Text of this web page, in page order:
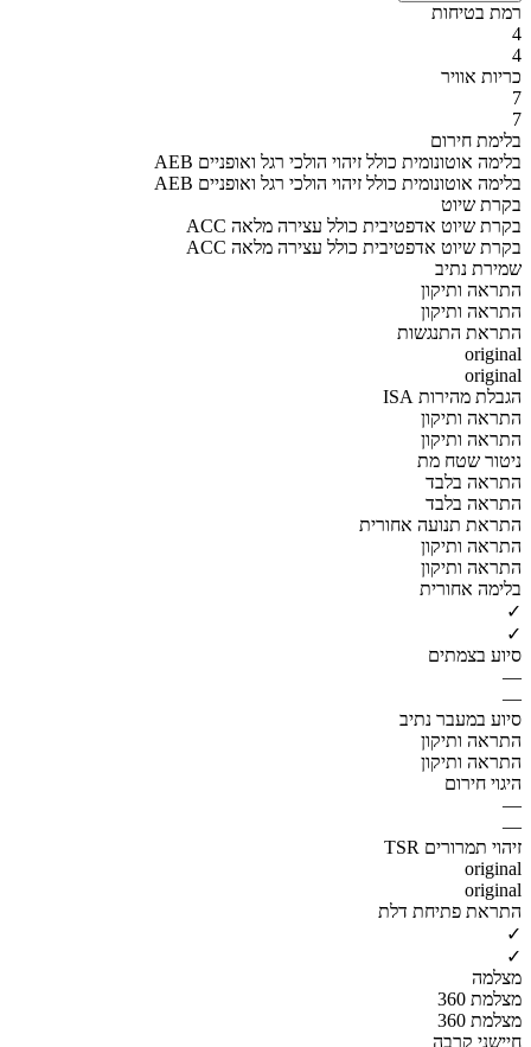
רמת בטיחות
4
4
כריות אוויר
7
7
בלימת חירום
AEB בלימה אוטונומית כולל זיהוי הולכי רגל ואופניים
AEB בלימה אוטונומית כולל זיהוי הולכי רגל ואופניים
בקרת שיוט
ACC בקרת שיוט אדפטיבית כולל עצירה מלאה
ACC בקרת שיוט אדפטיבית כולל עצירה מלאה
שמירת נתיב
התראה ותיקון
התראה ותיקון
התראת התנגשות
original
original
הגבלת מהירות ISA
התראה ותיקון
התראה ותיקון
ניטור שטח מת
התראה בלבד
התראה בלבד
התראת תנועה אחורית
התראה ותיקון
התראה ותיקון
בלימה אחורית
✓
✓
סיוע בצמתים
—
—
סיוע במעבר נתיב
התראה ותיקון
התראה ותיקון
היגוי חירום
—
—
זיהוי תמרורים TSR
original
original
התראת פתיחת דלת
✓
✓
מצלמה
מצלמת 360
מצלמת 360
חיישני קרבה